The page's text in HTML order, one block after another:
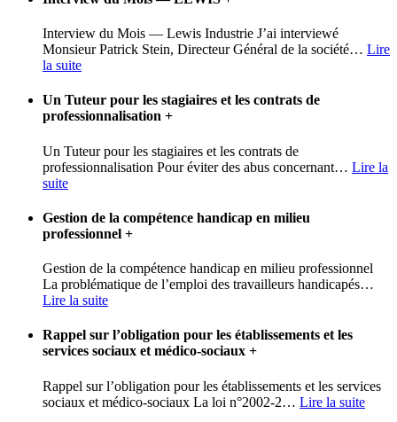
Interview du Mois — Lewis Industrie J’ai interviewé
Monsieur Patrick Stein, Directeur Général de la société… Lire
la suite
Un Tuteur pour les stagiaires et les contrats de
professionnalisation +
Un Tuteur pour les stagiaires et les contrats de
professionnalisation Pour éviter des abus concernant… Lire la
suite
Gestion de la compétence handicap en milieu
professionnel +
Gestion de la compétence handicap en milieu professionnel
La problématique de l’emploi des travailleurs handicapés…
Lire la suite
Rappel sur l’obligation pour les établissements et les
services sociaux et médico-sociaux +
Rappel sur l’obligation pour les établissements et les services
sociaux et médico-sociaux La loi n°2002-2… Lire la suite